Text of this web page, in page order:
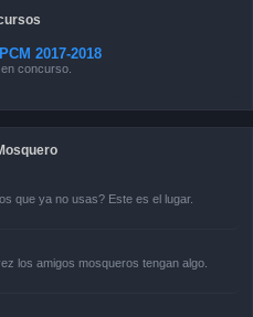
2017-2018
concurso.
que ya no usas? Este es el lugar.
los amigos mosqueros tengan algo.